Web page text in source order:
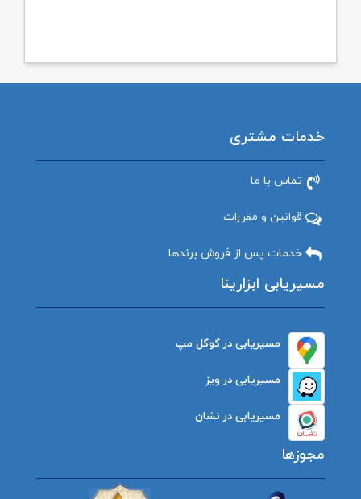
خدمات مشتری
تماس با ما
قوانین و مقررات
خدمات پس از فروش برندها
مسیریابی ابزارینا
مسیریابی در گوگل مپ
مسیریابی در ویز
مسیریابی در نشان
مجوزها